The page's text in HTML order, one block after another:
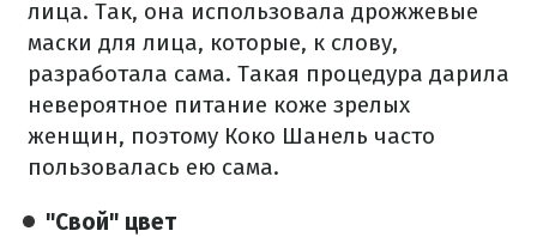
лица. Так, она использовала дрожжевые
маски для лица, которые, к слову,
разработала сама. Такая процедура дарила
невероятное питание коже зрелых
женщин, поэтому Коко Шанель часто
пользовалась ею сама.
"Свой" цвет